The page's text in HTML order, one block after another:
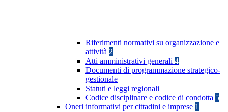
Riferimenti normativi su organizzazione e
attività 2
Atti amministrativi generali 4
Documenti di programmazione strategico-
gestionale
Statuti e leggi regionali
Codice disciplinare e codice di condotta 5
Oneri informativi per cittadini e imprese 1